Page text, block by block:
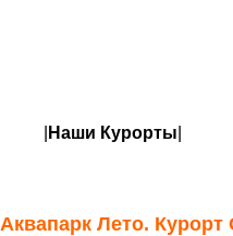
Наши Курорты
Аквапарк Лето. Курорт